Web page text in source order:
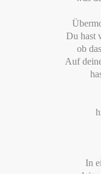
Du hast
ob
Auf
In